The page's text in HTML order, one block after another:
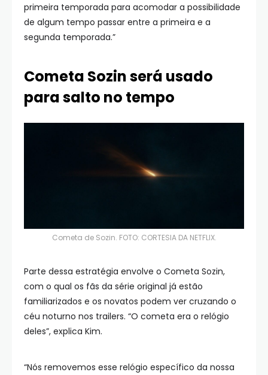
primeira temporada para acomodar a possibilidade
de algum tempo passar entre a primeira e a
segunda temporada.”
Cometa Sozin será usado
para salto no tempo
Cometa de Sozin. FOTO: CORTESIA DA NETFLIX.
Parte dessa estratégia envolve o Cometa Sozin,
com o qual os fãs da série original já estão
familiarizados e os novatos podem ver cruzando o
céu noturno nos trailers. “O cometa era o relógio
deles”, explica Kim.
“Nós removemos esse relógio específico da nossa